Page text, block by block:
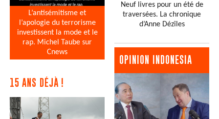
L’antisémitisme et
l’apologie du terrorisme
investissent la mode et le
rap. Michel Taube sur
Cnews
15 ANS DÉJÀ !
Neuf livres pour un été de
traversées. La chronique
d’Anne Dézîles
OPINION INDONESIA